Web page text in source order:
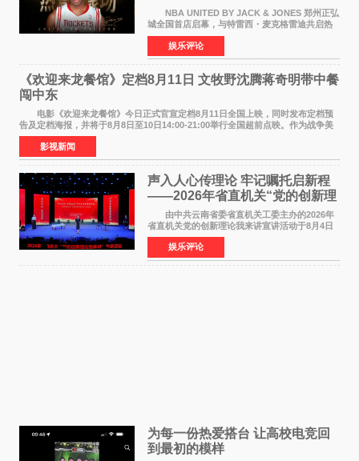
NBA UNITED BY JACK & JONES 郑州正弘
城全国首店启幕，与特雷西・麦克格雷迪共启热
爱 2026 年7 月21 日，
NBAUNITEDBYJACK&JONES 全国首店，于郑
州正弘城正式启幕。NBA 传奇球星
娱乐评论
《欢迎来龙餐馆》定档8月11日 文牧野沈腾蒋奇明带中餐
闯中东
电影《欢迎来龙餐馆》今日正式官宣定档8月11日全国上映，同时发布定档预
告及定档海报，并将于8月8日至10日14:00-21:00举行全国超前点映。作为战争美
食大片，影片讲述的是中国厨师徐福（沈腾
影视新闻
声入人心传理论 牢记嘱托启新程
——2026年省直机关“党的创新理
论我来讲”宣讲活动圆满落幕
由中共云南省委省直机关工委主办的2026年
省直机关党的创新理论我来讲宣讲活动于8月4日
至5日在昆明举办。活动以 "牢记嘱托 感恩奋进
开创云南发展新局面 "为主题，坚持以新时代中国
特色社会主义
娱乐评论
为每一份热爱搭台 让高校电竞回
到最初的模样